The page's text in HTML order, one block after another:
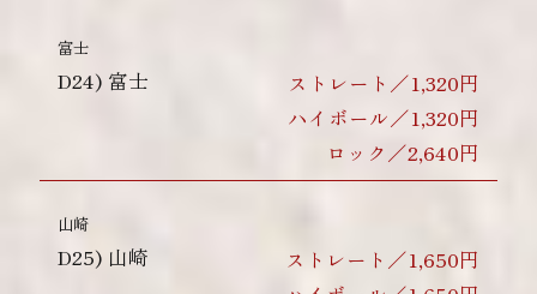
富士
D24) 富士
ストレート／1,320円
ハイボール／1,320円
ロック／2,640円
山崎
D25) 山崎
ストレート／1,650円